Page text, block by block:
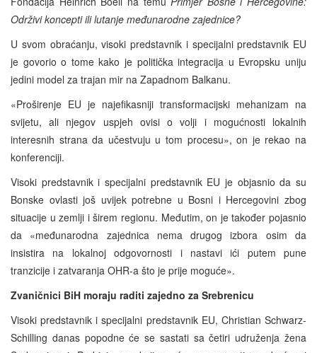
Održivi koncepti ili lutanje međunarodne zajednice?
U svom obraćanju, visoki predstavnik i specijalni predstavnik EU
je govorio o tome kako je politička integracija u Evropsku uniju
jedini model za trajan mir na Zapadnom Balkanu.
«Proširenje EU je najefikasniji transformacijski mehanizam na
svijetu, ali njegov uspjeh ovisi o volji i mogućnosti lokalnih
interesnih strana da učestvuju u tom procesu», on je rekao na
konferenciji.
Visoki predstavnik i specijalni predstavnik EU je objasnio da su
Bonske ovlasti još uvijek potrebne u Bosni i Hercegovini zbog
situacije u zemlji i širem regionu. Međutim, on je također pojasnio
da «međunarodna zajednica nema drugog izbora osim da
insistira na lokalnoj odgovornosti i nastavi ići putem pune
tranzicije i zatvaranja OHR-a što je prije moguće».
Zvaničnici BiH moraju raditi zajedno za Srebrenicu
Visoki predstavnik i specijalni predstavnik EU, Christian Schwarz-
Schilling danas popodne će se sastati sa četiri udruženja žena